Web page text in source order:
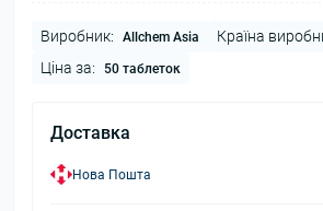
Виробник: Allchem Asia Країна
Ціна за: 50 таблеток
Доставка
Нова Пошта